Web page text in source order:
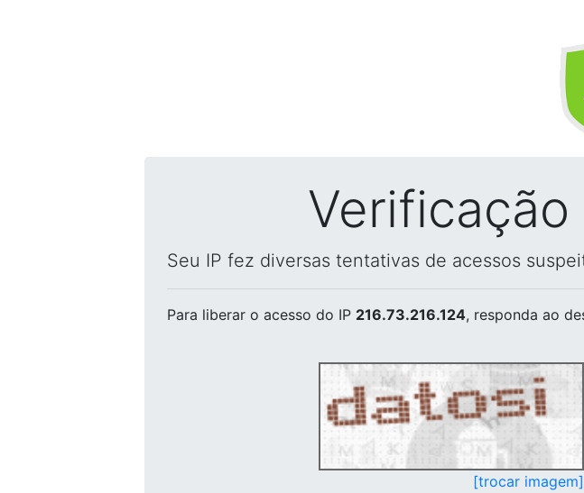
Seu IP fez diversas tentativas de acessos
Para liberar o acesso do IP 216.73.216.124, responda ao
[trocar imagem]